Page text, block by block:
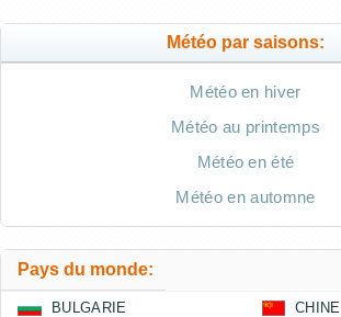
Météo par saisons:
Météo en hiver
Météo au printemps
Météo en été
Météo en automne
Pays du monde:
BULGARIE CHINE